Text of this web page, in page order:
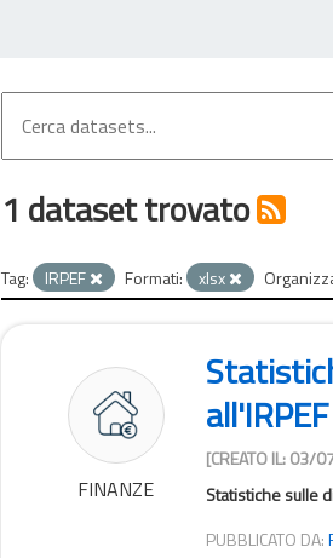
1 dataset trovato
Tag: IRPEF Formati: xlsx
FINANZE
[CREATO IL: 03/
Statistiche sulle
PUBBLICATO DA: